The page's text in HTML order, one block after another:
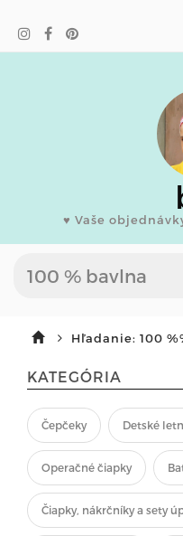
♥ Vaše
Hľadanie: 100
KATEGÓRIA
Čepčeky Detské
Operačné čiapky
Čiapky, nákrčníky a sety